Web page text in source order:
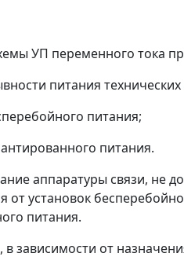
УП переменного тока
питания
питания;
питания.
аппаратуры связи, не
от установок
питания.
в зависимости от